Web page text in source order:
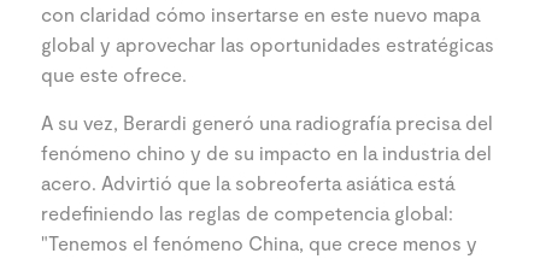
con claridad cómo insertarse en este nuevo mapa
global y aprovechar las oportunidades estratégicas
que este ofrece.
A su vez, Berardi generó una radiografía precisa del
fenómeno chino y de su impacto en la industria del
acero. Advirtió que la sobreoferta asiática está
redefiniendo las reglas de competencia global:
"Tenemos el fenómeno China, que crece menos y